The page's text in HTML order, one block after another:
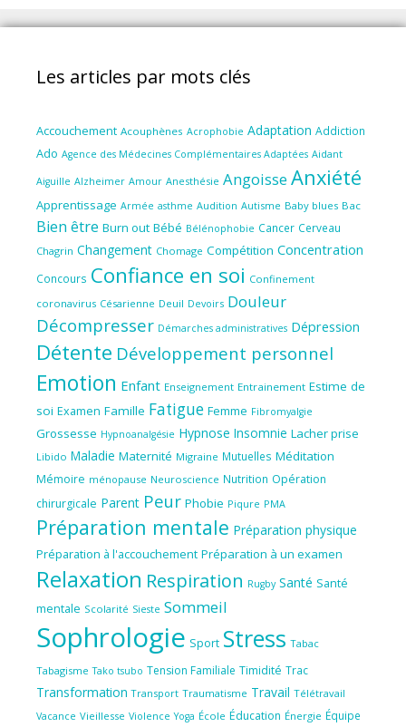
Les articles par mots clés
Accouchement Acouphènes Acrophobie Adaptation Addiction
Ado Agence des Médecines Complémentaires Adaptées Aidant
Aiguille Alzheimer Amour Anesthésie Angoisse Anxiété
Apprentissage Armée asthme Audition Autisme Baby blues Bac
Bien être Burn out Bébé Bélénophobie Cancer Cerveau
Chagrin Changement Chomage Compétition Concentration
Concours Confiance en soi Confinement
coronavirus Césarienne Deuil Devoirs Douleur
Décompresser Démarches administratives Dépression
Détente Développement personnel
Emotion Enfant Enseignement Entrainement Estime de
soi Examen Famille Fatigue Femme Fibromyalgie
Grossesse Hypnoanalgésie Hypnose Insomnie Lacher prise
Libido Maladie Maternité Migraine Mutuelles Méditation
Mémoire ménopause Neuroscience Nutrition Opération
chirurgicale Parent Peur Phobie Piqure PMA
Préparation mentale Préparation physique
Préparation à l'accouchement Préparation à un examen
Relaxation Respiration Rugby Santé Santé
mentale Scolarité Sieste Sommeil
Sophrologie Sport Stress Tabac
Tabagisme Tako tsubo Tension Familiale Timidité Trac
Transformation Transport Traumatisme Travail Télétravail
Vacance Vieillesse Violence Yoga École Éducation Énergie Équipe